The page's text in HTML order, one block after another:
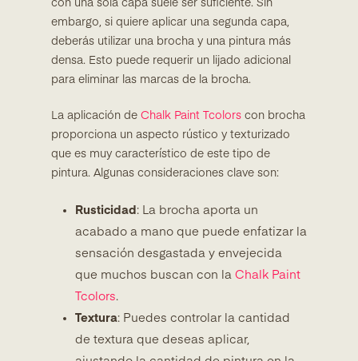
con una sola capa suele ser suficiente. Sin
embargo, si quiere aplicar una segunda capa,
deberás utilizar una brocha y una pintura más
densa. Esto puede requerir un lijado adicional
para eliminar las marcas de la brocha.
La aplicación de Chalk Paint Tcolors con brocha
proporciona un aspecto rústico y texturizado
que es muy característico de este tipo de
pintura. Algunas consideraciones clave son:
Rusticidad : La brocha aporta un
acabado a mano que puede enfatizar la
sensación desgastada y envejecida
que muchos buscan con la Chalk Paint
Tcolors.
Textura: Puedes controlar la cantidad
de textura que deseas aplicar,